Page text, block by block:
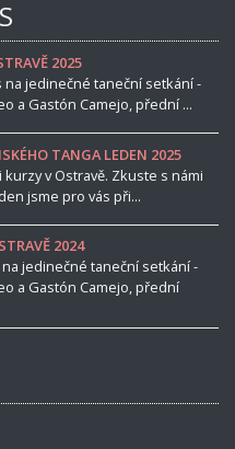
2025
na jedinečné taneční setkání -
a Gastón Camejo, přední ...
TANGA LEDEN 2025
v Ostravě. Zkuste s námi
jsme pro vás při...
2024
jedinečné taneční setkání -
a Gastón Camejo, přední